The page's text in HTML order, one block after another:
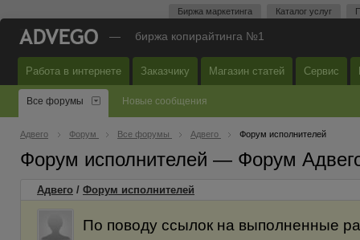
Биржа маркетинга Каталог услуг
— биржа копирайтинга №1
Работа в интернете Заказчику Магазин статей Сервис
Все форумы Новые сообщения
Адвего Форум Все форумы Адвего Форум исполнителей
Форум исполнителей — Форум
Адвего / Форум исполнителей
По поводу ссылок на выполненные